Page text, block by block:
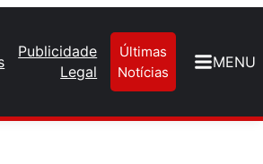
Publicidade
Legal
Últimas
Notícias
MENU